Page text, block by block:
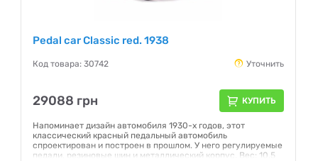
Pedal car Classic red. 1938
Код товара: 30742 Уточнить
29088 грн КУПИТЬ
Напоминает дизайн автомобиля 1930-х годов, этот
классический красный педальный автомобиль
спроектирован и построен в прошлом. У него регулируемые
педали, резиновые шин и металлический корпус. Вес: 10,5